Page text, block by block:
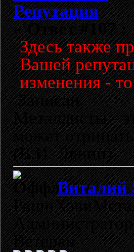
Репутация
«Ответ #107 :
Здесь также
Вашей
изменения -
Записан
Металлисты -
может
(В.И. Ленин)
Виталий
Администратор
Ветеран